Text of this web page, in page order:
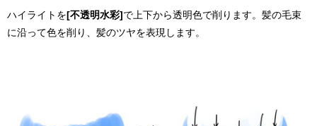
ハイライトを[不透明水彩]で上下から透明色で削ります。髪の毛束
に沿って色を削り、髪のツヤを表現します。